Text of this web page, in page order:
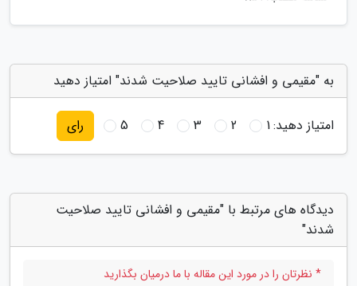
به "مقیمی و افشانی تایید صلاحیت شدند" امتیاز دهید
امتیاز دهید:1
2
3
4
5 رای
دیدگاه های مرتبط با "مقیمی و افشانی تایید صلاحیت
شدند"
* نظرتان را در مورد این مقاله با ما درمیان بگذارید